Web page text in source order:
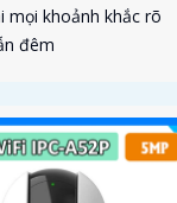
mọi khoảnh khắc rõ
đêm